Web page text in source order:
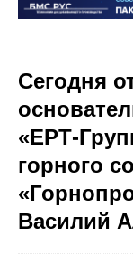
Сегодня
«ЕРТ-
горного
Василий